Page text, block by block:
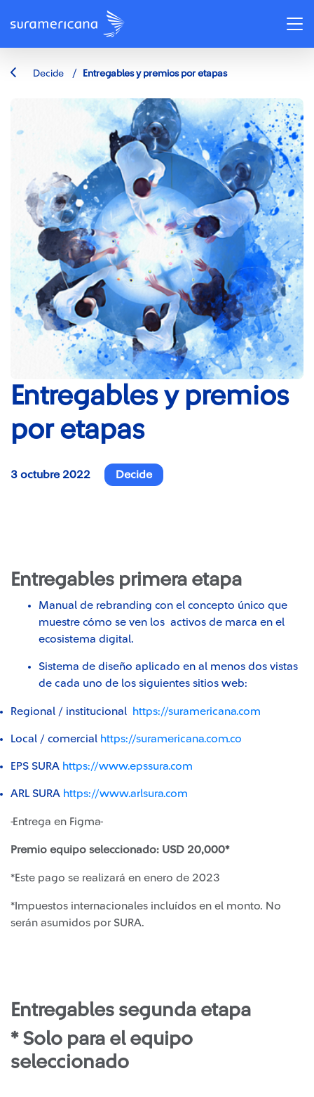
Decide / Entregables y premios por etapas
Entregables y premios
por etapas
3 octubre 2022 Decide
Entregables primera etapa
Manual de rebranding con el concepto único que
muestre cómo se ven los activos de marca en el
ecosistema digital.
Sistema de diseño aplicado en al menos dos vistas
de cada uno de los siguientes sitios web:
Regional / institucional https://suramericana.com
Local / comercial https://suramericana.com.co
EPS SURA https://www.epssura.com
ARL SURA https://www.arlsura.com
-Entrega en Figma-
Premio equipo seleccionado: USD 20,000*
*Este pago se realizará en enero de 2023
*Impuestos internacionales incluídos en el monto. No
serán asumidos por SURA.
Entregables segunda etapa
* Solo para el equipo
seleccionado